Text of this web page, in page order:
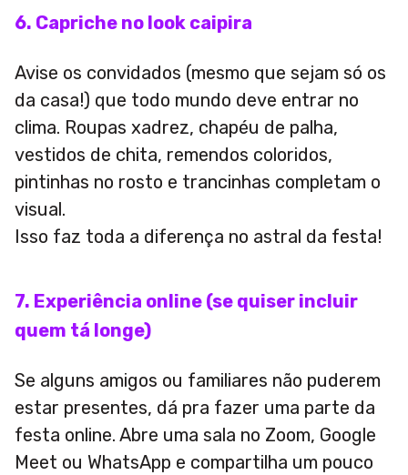
6. Capriche no look caipira
Avise os convidados (mesmo que sejam só os
da casa!) que todo mundo deve entrar no
clima. Roupas xadrez, chapéu de palha,
vestidos de chita, remendos coloridos,
pintinhas no rosto e trancinhas completam o
visual.
Isso faz toda a diferença no astral da festa!
7. Experiência online (se quiser incluir
quem tá longe)
Se alguns amigos ou familiares não puderem
estar presentes, dá pra fazer uma parte da
festa online. Abre uma sala no Zoom, Google
Meet ou WhatsApp e compartilha um pouco